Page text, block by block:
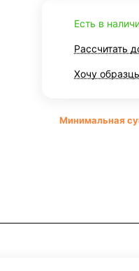
Есть в
Рассчитать
Хочу
Минимальная